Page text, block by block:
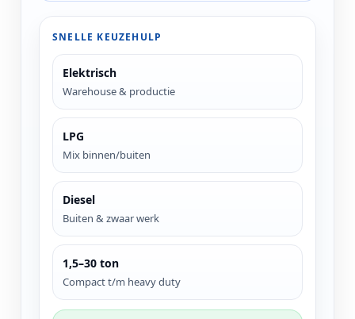
SNELLE KEUZEHULP
Elektrisch
Warehouse & productie
LPG
Mix binnen/buiten
Diesel
Buiten & zwaar werk
1,5–30 ton
Compact t/m heavy duty